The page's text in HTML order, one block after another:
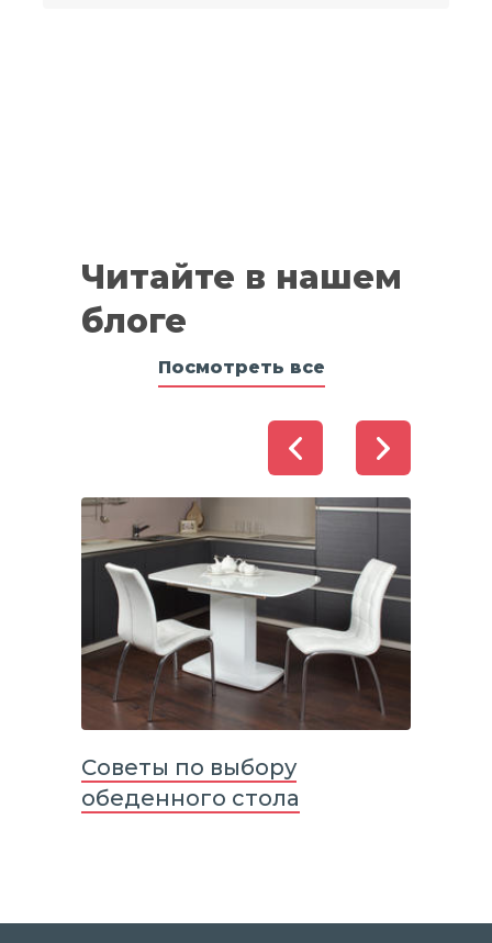
Читайте в нашем
блоге
Посмотреть все
Советы по выбору
обеденного стола